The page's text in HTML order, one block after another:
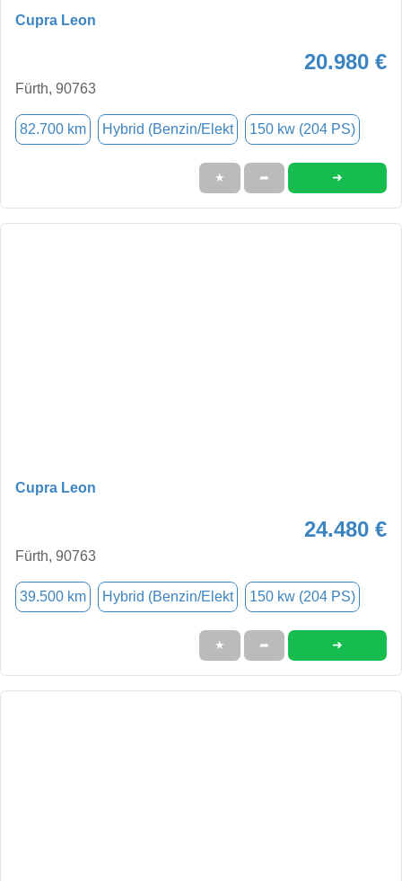
Cupra Leon
20.980 €
Fürth, 90763
82.700 km Hybrid (Benzin/Elekt 150 kw (204 PS)
★ ➦ ➜
Cupra Leon
24.480 €
Fürth, 90763
39.500 km Hybrid (Benzin/Elekt 150 kw (204 PS)
★ ➦ ➜